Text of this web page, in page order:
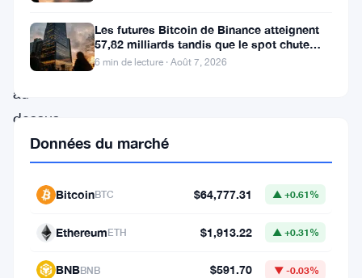
ses
gains
au-
dessus
niveau
des
Les futures Bitcoin de Binance atteignent
57,82 milliards tandis que le spot chute
huit fois
6 min de lecture · Août 7, 2026
Données du marché
BitcoinBTC $64,777.31 ▲ +0.61%
EthereumETH $1,913.22 ▲ +0.31%
BNBBNB $591.70 ▼ -0.03%